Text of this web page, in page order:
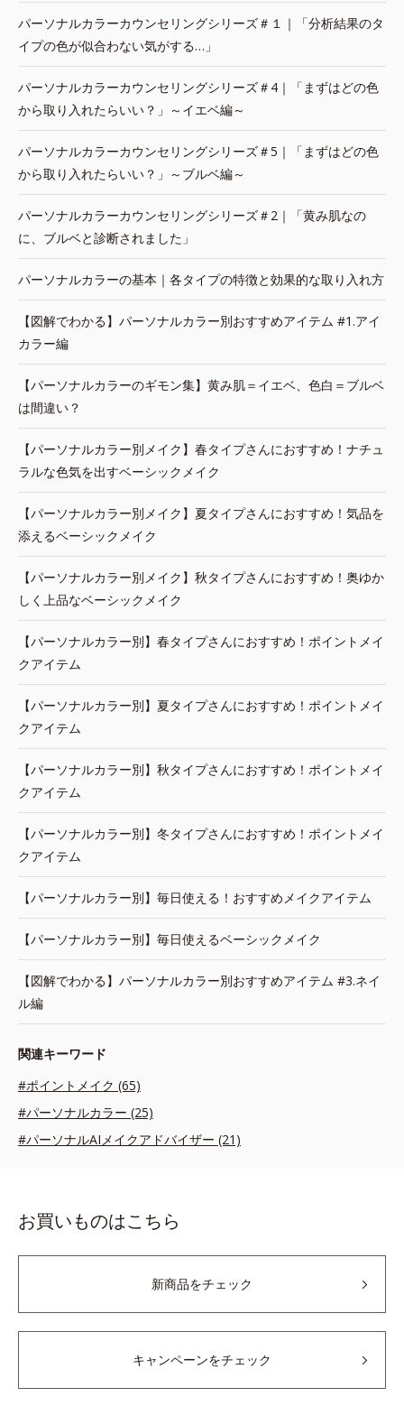
パーソナルカラーカウンセリングシリーズ＃１｜「分析結果のタ
イプの色が似合わない気がする…」
パーソナルカラーカウンセリングシリーズ＃4｜「まずはどの色
から取り入れたらいい？」～イエベ編～
パーソナルカラーカウンセリングシリーズ＃5｜「まずはどの色
から取り入れたらいい？」～ブルベ編～
パーソナルカラーカウンセリングシリーズ＃2｜「黄み肌なの
に、ブルベと診断されました」
パーソナルカラーの基本｜各タイプの特徴と効果的な取り入れ方
【図解でわかる】パーソナルカラー別おすすめアイテム #1.アイ
カラー編
【パーソナルカラーのギモン集】黄み肌＝イエベ、色白＝ブルベ
は間違い？
【パーソナルカラー別メイク】春タイプさんにおすすめ！ナチュ
ラルな色気を出すベーシックメイク
【パーソナルカラー別メイク】夏タイプさんにおすすめ！気品を
添えるベーシックメイク
【パーソナルカラー別メイク】秋タイプさんにおすすめ！奥ゆか
しく上品なベーシックメイク
【パーソナルカラー別】春タイプさんにおすすめ！ポイントメイ
クアイテム
【パーソナルカラー別】夏タイプさんにおすすめ！ポイントメイ
クアイテム
【パーソナルカラー別】秋タイプさんにおすすめ！ポイントメイ
クアイテム
【パーソナルカラー別】冬タイプさんにおすすめ！ポイントメイ
クアイテム
【パーソナルカラー別】毎日使える！おすすめメイクアイテム
【パーソナルカラー別】毎日使えるベーシックメイク
【図解でわかる】パーソナルカラー別おすすめアイテム #3.ネイ
ル編
関連キーワード
#ポイントメイク (65)
#パーソナルカラー (25)
#パーソナルAIメイクアドバイザー (21)
お買いものはこちら
新商品をチェック
キャンペーンをチェック